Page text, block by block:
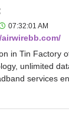
07:32:01 AM
in Tin Factory
unlimited
services